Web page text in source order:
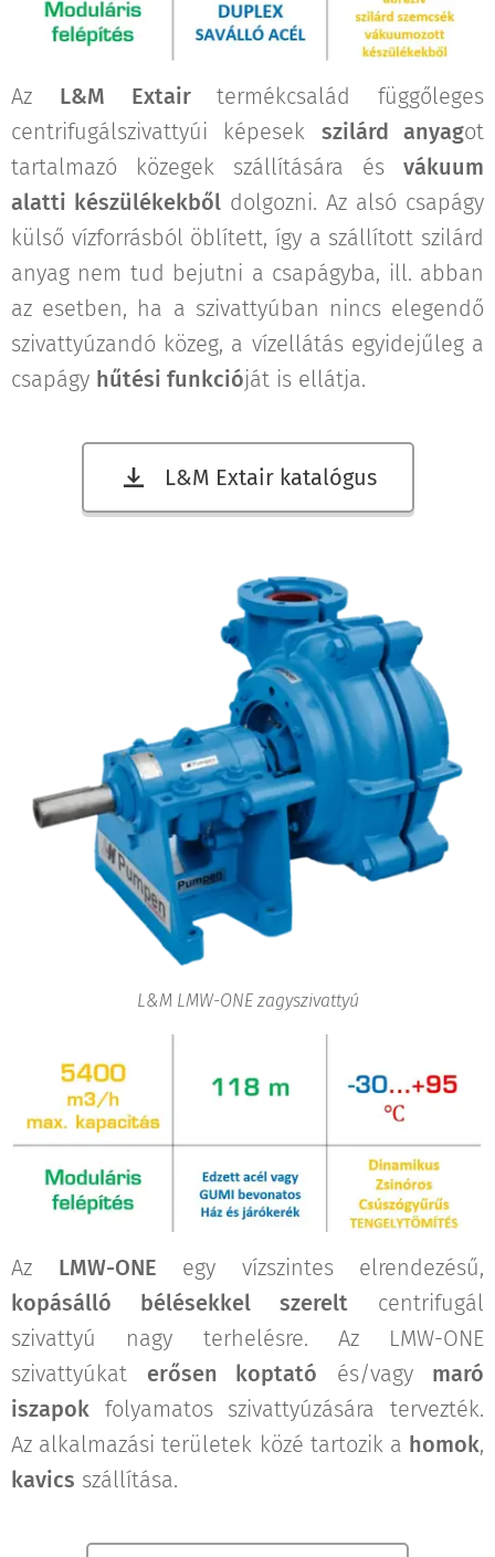
Az L&M Extairtermékcsalád függőleges
centrifugálszivattyúi képesek szilárd anyagot
tartalmazó közegek szállítására és vákuum
alatti készülékekből dolgozni. Az alsó csapágy
külső vízforrásból öblített, így a szállított szilárd
anyag nem tud bejutni a csapágyba, ill. abban
az esetben, ha a szivattyúban nincs elegendő
szivattyúzandó közeg, a vízellátás egyidejűleg a
csapágy hűtési funkcióját is ellátja.
L&M Extair katalógus
L&M LMW-ONE zagyszivattyú
Az LMW-ONE egy vízszintes elrendezésű,
kopásálló bélésekkel szerelt centrifugál
szivattyú nagy terhelésre. Az LMW-ONE
szivattyúkat erősen koptató és/vagy maró
iszapok folyamatos szivattyúzására tervezték.
Az alkalmazási területek közé tartozik a homok,
kavics szállítása.